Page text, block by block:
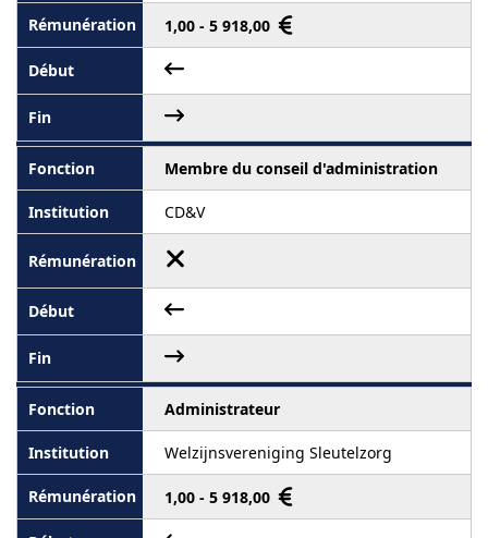
1,00 - 5 918,00
Membre du conseil d'administration
CD&V
Administrateur
Welzijnsvereniging Sleutelzorg
1,00 - 5 918,00